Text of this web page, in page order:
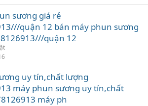
sương giá rẻ
quận 12 bán máy phun sương
quận 12
uy tín,chất lượng
máy phun sương uy tín,chất
máy ph